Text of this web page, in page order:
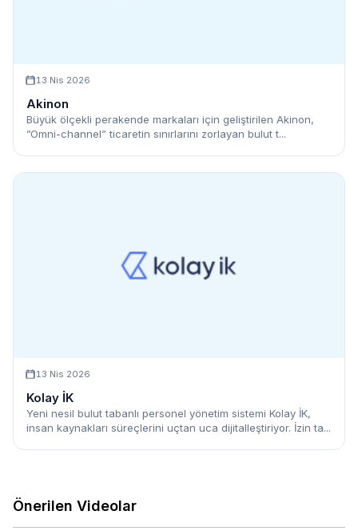
13 Nis 2026
Akinon
Büyük ölçekli perakende markaları için geliştirilen Akinon,
”Omni-channel” ticaretin sınırlarını zorlayan bulut t...
13 Nis 2026
Kolay İK
Yeni nesil bulut tabanlı personel yönetim sistemi Kolay İK,
insan kaynakları süreçlerini uçtan uca dijitalleştiriyor. İzin ta...
Önerilen Videolar